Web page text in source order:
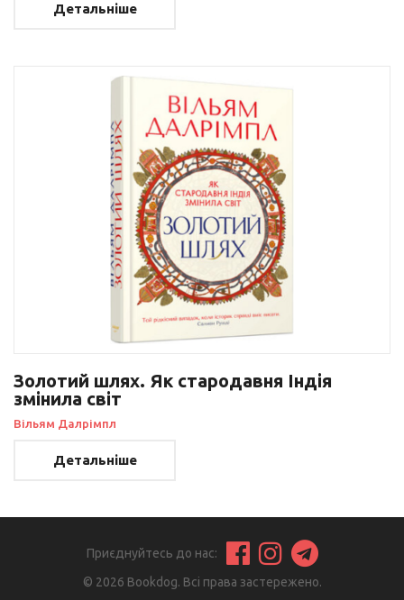
Детальніше
Золотий шлях. Як стародавня Індія
змінила світ
Вільям Далрімпл
Детальніше
© 2026 Bookdog. Всі права застережено.
Приєднуйтесь до нас: